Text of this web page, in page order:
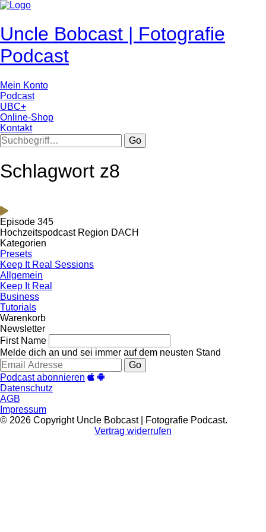
Uncle Bobcast | Fotografie
Podcast
Mein Konto
Podcast
UBC+
Online-Shop
Kontakt
Go
Schlagwort z8
Episode 345
Hochzeitspodcast Region DACH
Kategorien
Presets
Keep It Real Sessions
Allgemein
Keep It Real
Business
Tutorials
Warenkorb
Newsletter
First Name
Melde dich an und sei immer auf dem neusten Stand
Go
Podcast abonnieren
Datenschutz
AGB
Impressum
© 2026 Copyright Uncle Bobcast | Fotografie Podcast.
Vertrag widerrufen